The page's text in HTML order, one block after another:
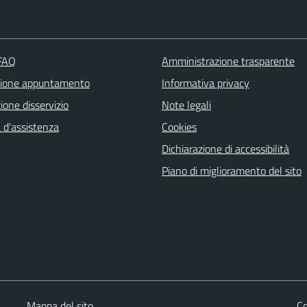
appuntamento
disservizio
d'assistenza
Amministrazione trasparente
Informativa privacy
Note legali
Cookies
Dichiarazione di accessibilità
Piano di miglioramento del sito